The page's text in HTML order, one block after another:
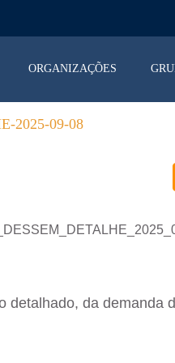
ORGANIZAÇÕES
2025-09-08
detalhado, da demanda